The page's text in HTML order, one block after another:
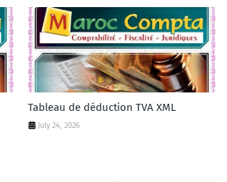
Tableau de déduction TVA XML
July 24, 2026